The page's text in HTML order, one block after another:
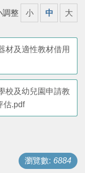
調整 小 中 大
材及適性教材借用
校及幼兒園申請教
估.pdf
瀏覽數: 6884